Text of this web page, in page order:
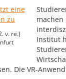
v. re.)
machen
Institut
Die VR-